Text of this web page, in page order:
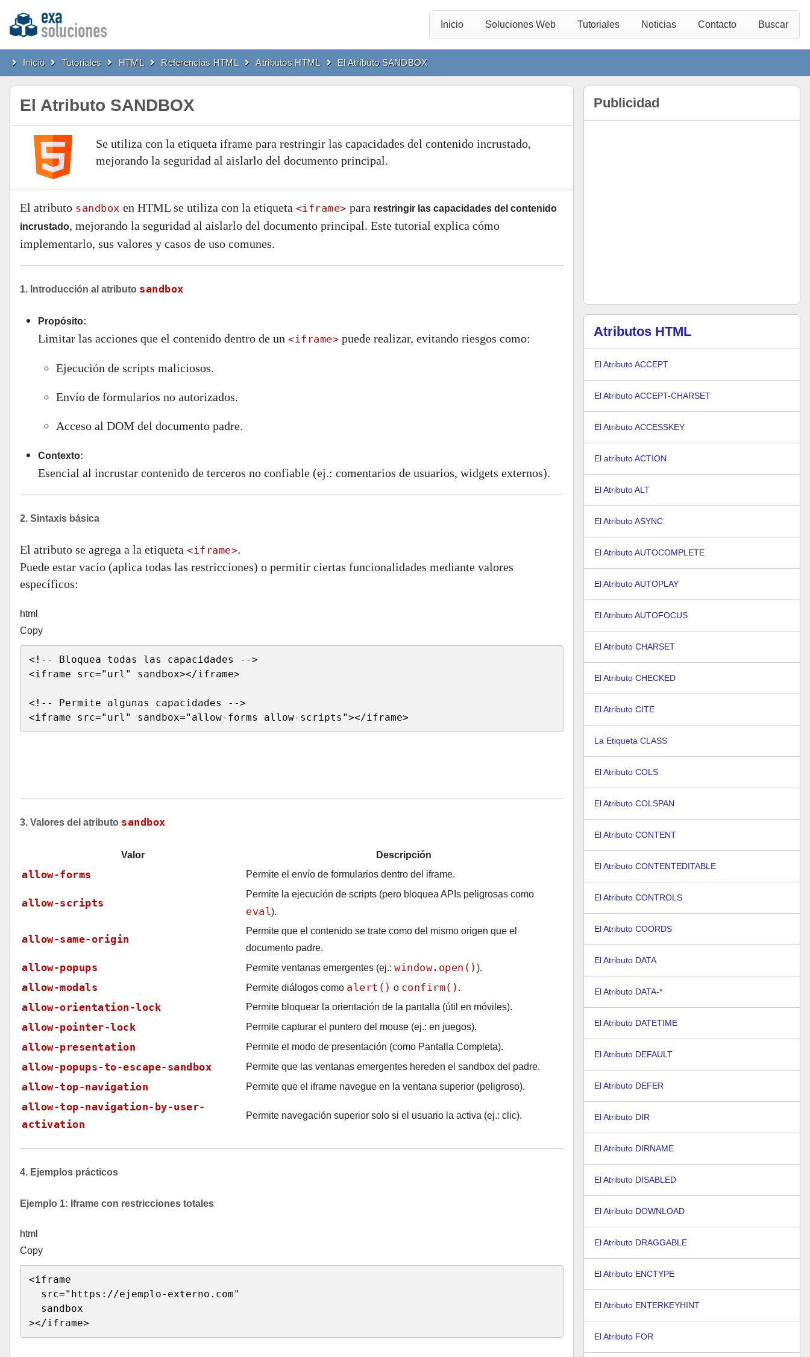
Inicio Soluciones Web Tutoriales Noticias Contacto Buscar
Inicio Tutoriales HTML Referencias HTML Atributos HTML El Atributo SANDBOX
El Atributo SANDBOX
Se utiliza con la etiqueta iframe para restringir las capacidades del contenido incrustado,
mejorando la seguridad al aislarlo del documento principal.
El atributo sandbox en HTML se utiliza con la etiqueta <iframe> para restringir las capacidades del contenido
incrustado, mejorando la seguridad al aislarlo del documento principal. Este tutorial explica cómo
implementarlo, sus valores y casos de uso comunes.
1. Introducción al atributo sandbox
Propósito:
Limitar las acciones que el contenido dentro de un <iframe> puede realizar, evitando riesgos como:
Ejecución de scripts maliciosos.
Envío de formularios no autorizados.
Acceso al DOM del documento padre.
Contexto:
Esencial al incrustar contenido de terceros no confiable (ej.: comentarios de usuarios, widgets externos).
2. Sintaxis básica
El atributo se agrega a la etiqueta <iframe>.
Puede estar vacío (aplica todas las restricciones) o permitir ciertas funcionalidades mediante valores
específicos:
html
Copy
<!-- Bloquea todas las capacidades -->
<iframe src=" url " sandbox></iframe>
<!-- Permite algunas capacidades -->
<iframe src=" url " sandbox=" allow-forms allow-scripts "></iframe>
3. Valores del atributo sandbox
Valor Descripción
allow-forms Permite el envío de formularios dentro del iframe.
allow-scripts
Permite la ejecución de scripts (pero bloquea APIs peligrosas como
eval).
allow-same-origin
Permite que el contenido se trate como del mismo origen que el
documento padre.
allow-popups Permite ventanas emergentes (ej.: window.open() ).
allow-modals Permite diálogos como alert() o confirm() .
allow-orientation-lock Permite bloquear la orientación de la pantalla (útil en móviles).
allow-pointer-lock Permite capturar el puntero del mouse (ej.: en juegos).
allow-presentation Permite el modo de presentación (como Pantalla Completa).
allow-popups-to-escape-sandbox Permite que las ventanas emergentes hereden el sandbox del padre.
allow-top-navigation Permite que el iframe navegue en la ventana superior (peligroso).
allow-top-navigation-by-user-
activation
Permite navegación superior solo si el usuario la activa (ej.: clic).
4. Ejemplos prácticos
Ejemplo 1: Iframe con restricciones totales
html
Copy
<iframe
src=" https://ejemplo-externo.com"
sandbox
></iframe>
Publicidad
Atributos HTML
El Atributo ACCEPT
El Atributo ACCEPT-CHARSET
El Atributo ACCESSKEY
El atributo ACTION
El Atributo ALT
El Atributo ASYNC
El Atributo AUTOCOMPLETE
El Atributo AUTOPLAY
El Atributo AUTOFOCUS
El Atributo CHARSET
El Atributo CHECKED
El Atributo CITE
La Etiqueta CLASS
El Atributo COLS
El Atributo COLSPAN
El Atributo CONTENT
El Atributo CONTENTEDITABLE
El Atributo CONTROLS
El Atributo COORDS
El Atributo DATA
El Atributo DATA-*
El Atributo DATETIME
El Atributo DEFAULT
El Atributo DEFER
El Atributo DIR
El Atributo DIRNAME
El Atributo DISABLED
El Atributo DOWNLOAD
El Atributo DRAGGABLE
El Atributo ENCTYPE
El Atributo ENTERKEYHINT
El Atributo FOR